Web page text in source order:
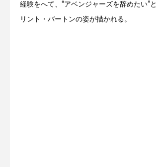
経験をへて、“アベンジャーズを辞めたい”
リント・バートンの姿が描かれる。